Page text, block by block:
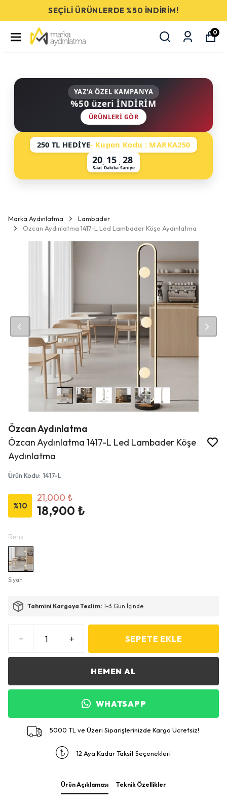
SEÇİLİ ÜRÜNLERDE %50 İNDİRİM!
0
YAZ'A ÖZEL KAMPANYA
%50 üzeri İNDİRİM
ÜRÜNLERI GÖR
250 TL HEDİYE- Kupon Kodu : MARKA250
20
Saat
: 15
Dakika
: 28
Saniye
Marka Aydınlatma
Lambader
Özcan Aydınlatma 1417-L Led Lambader Köşe Aydınlatma
Özcan Aydınlatma
Özcan Aydınlatma 1417-L Led Lambader Köşe
Aydınlatma
Ürün Kodu: 1417-L
%10
21,000 ₺
18,900 ₺
Renk
Siyah
Tahmini Kargoya Teslim: 1-3 Gün İçinde
SEPETE EKLE
HEMEN AL
WHATSAPP
5000 TL ve Üzeri Siparişlerinizde Kargo Ücretsiz!
12 Aya Kadar Taksit Seçenekleri
Ürün Açıklaması Teknik Özellikler